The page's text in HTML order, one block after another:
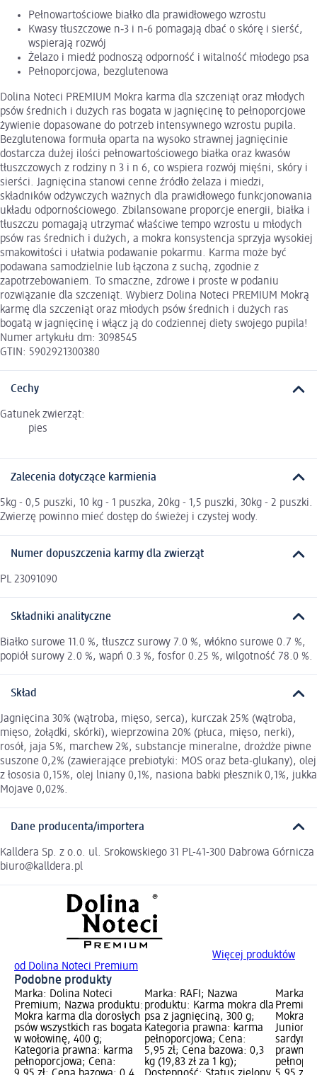
Pełnowartościowe białko dla prawidłowego wzrostu
Kwasy tłuszczowe n‑3 i n‑6 pomagają dbać o skórę i sierść,
wspierają rozwój
Żelazo i miedź podnoszą odporność i witalność młodego psa
Pełnoporcjowa, bezglutenowa
Dolina Noteci PREMIUM Mokra karma dla szczeniąt oraz młodych
psów średnich i dużych ras bogata w jagnięcinę to pełnoporcjowe
żywienie dopasowane do potrzeb intensywnego wzrostu pupila.
Bezglutenowa formuła oparta na wysoko strawnej jagnięcinie
dostarcza dużej ilości pełnowartościowego białka oraz kwasów
tłuszczowych z rodziny n 3 i n 6, co wspiera rozwój mięśni, skóry i
sierści. Jagnięcina stanowi cenne źródło żelaza i miedzi,
składników odżywczych ważnych dla prawidłowego funkcjonowania
układu odpornościowego. Zbilansowane proporcje energii, białka i
tłuszczu pomagają utrzymać właściwe tempo wzrostu u młodych
psów ras średnich i dużych, a mokra konsystencja sprzyja wysokiej
smakowitości i ułatwia podawanie pokarmu. Karma może być
podawana samodzielnie lub łączona z suchą, zgodnie z
zapotrzebowaniem. To smaczne, zdrowe i proste w podaniu
rozwiązanie dla szczeniąt. Wybierz Dolina Noteci PREMIUM Mokrą
karmę dla szczeniąt oraz młodych psów średnich i dużych ras
bogatą w jagnięcinę i włącz ją do codziennej diety swojego pupila!
Numer artykułu dm: 3098545
GTIN: 5902921300380
Cechy
Gatunek zwierząt:
pies
Zalecenia dotyczące karmienia
5kg - 0,5 puszki, 10 kg - 1 puszka, 20kg - 1,5 puszki, 30kg - 2 puszki.
Zwierzę powinno mieć dostęp do świeżej i czystej wody.
Numer dopuszczenia karmy dla zwierząt
PL 23091090
Składniki analityczne
Białko surowe 11.0 %, tłuszcz surowy 7.0 %, włókno surowe 0.7 %,
popiół surowy 2.0 %, wapń 0.3 %, fosfor 0.25 %, wilgotność 78.0 %.
Skład
Jagnięcina 30% (wątroba, mięso, serca), kurczak 25% (wątroba,
mięso, żołądki, skórki), wieprzowina 20% (płuca, mięso, nerki),
rosół, jaja 5%, marchew 2%, substancje mineralne, drożdże piwne
suszone 0,2% (zawierające prebiotyki: MOS oraz beta-glukany), olej
z łososia 0,15%, olej lniany 0,1%, nasiona babki płesznik 0,1%, jukka
Mojave 0,02%.
Dane producenta/importera
Kalldera Sp. z o.o. ul. Srokowskiego 31 PL-41-300 Dabrowa Górnicza
biuro@kalldera.pl
Więcej produktów
od Dolina Noteci Premium
Podobne produkty
Marka: Dolina Noteci
Premium; Nazwa produktu:
Mokra karma dla dorosłych
psów wszystkich ras bogata
w wołowinę, 400 g;
Kategoria prawna: karma
pełnoporcjowa; Cena:
Marka: RAFI; Nazwa
produktu: Karma mokra dla
psa z jagnięciną, 300 g;
Kategoria prawna: karma
pełnoporcjowa; Cena:
5,95 zł; Cena bazowa: 0,3
kg (19,83 zł za 1 kg);
Marka:
Mokra
Junior,
prawna: